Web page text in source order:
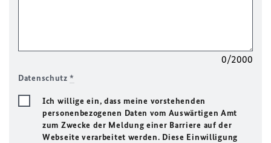
0/2000
Datenschutz*
Ich willige ein, dass meine vorstehenden
personenbezogenen Daten vom Auswärtigen Amt
zum Zwecke der Meldung einer Barriere auf der
Webseite verarbeitet werden. Diese Einwilligung